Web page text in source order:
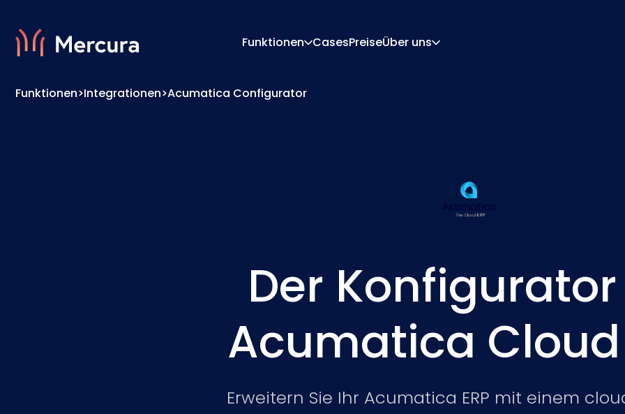
Funktionen CasesPreiseÜber uns
Funktionen>Integrationen>Acumatica Configurator
Der
Acumatica Cloud
Erweitern Sie Ihr Acumatica ERP mit einem